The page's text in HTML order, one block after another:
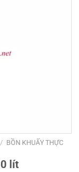
/ BỒN KHUẤY THỰC
lít